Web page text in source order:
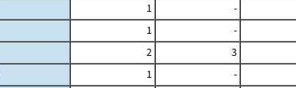
1 -
1 -
2 3
1 -